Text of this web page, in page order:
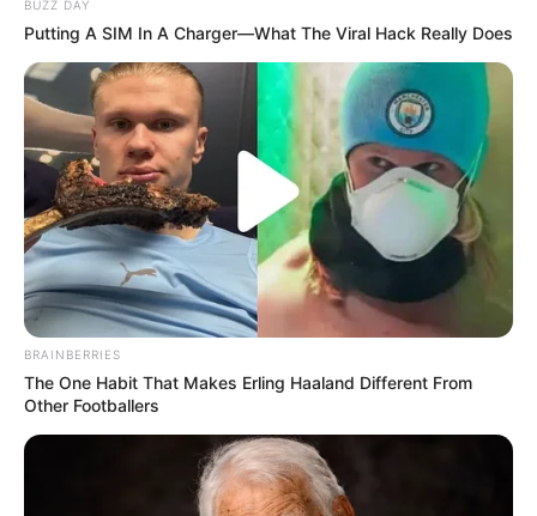
BUZZ DAY
Putting A SIM In A Charger—What The Viral Hack Really Does
BRAINBERRIES
The One Habit That Makes Erling Haaland Different From
Other Footballers